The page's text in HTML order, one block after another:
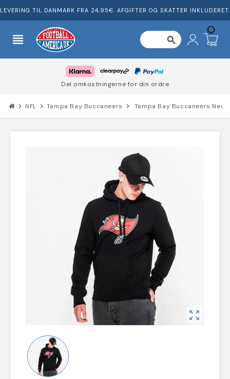
LEVERING TIL DANMARK FRA 24,95€. AFGIFTER OG SKATTER INKLUDERET.
view_headline search
0
Del omkostningerne for din ordre
chevron_right NFL chevron_right Tampa Bay Buccaneers chevron_right Tampa Bay Buccaneers
zoom_out_map